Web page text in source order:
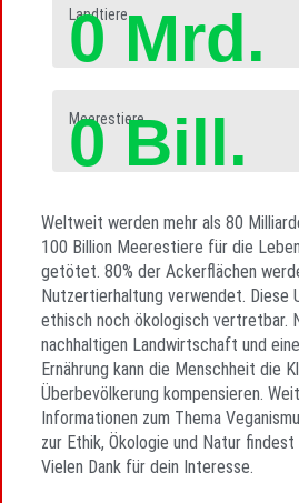
Landtiere
0 Mrd.
Meerestiere
0 Bill.
Weltweit werden mehr als 80
100 Billion Meerestiere für die
getötet. 80% der Ackerflächen
Nutzertierhaltung verwendet. Diese
ethisch noch ökologisch vertretbar.
nachhaltigen Landwirtschaft und
Ernährung kann die Menschheit die
Überbevölkerung kompensieren.
Informationen zum Thema
zur Ethik, Ökologie und Natur
Vielen Dank für dein Interesse.